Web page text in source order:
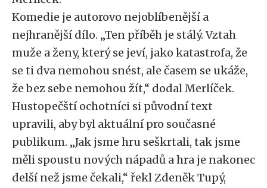
Komedie je autorovo nejoblíbenější a
nejhranější dílo. „Ten příběh je stálý. Vztah
muže a ženy, který se jeví, jako katastrofa, že
se ti dva nemohou snést, ale časem se ukáže,
že bez sebe nemohou žít,“ dodal Merlíček.
Hustopečští ochotníci si původní text
upravili, aby byl aktuální pro současné
publikum. „Jak jsme hru seškrtali, tak jsme
měli spoustu nových nápadů a hra je nakonec
delší než jsme čekali,“ řekl Zdeněk Tupý,